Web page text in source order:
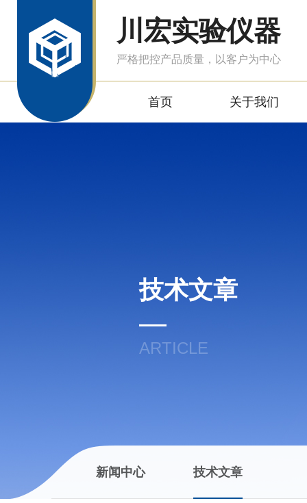
川宏实验仪器
严格把控产品质量，以客户为中心
首页 关于我们
技术文章
ARTICLE
新闻中心 技术文章